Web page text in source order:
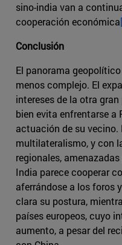
sino-india van a
cooperación económica
Conclusión
El panorama
menos complejo. El
intereses de la otra
bien evita enfrentarse a
actuación de su vecino.
multilateralismo, y con
regionales, amenazadas
India parece cooperar
aferrándose a los foros
clara su postura,
países europeos, cuyo
aumento, a pesar del